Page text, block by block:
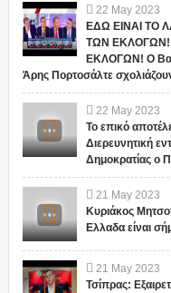
22 May 2023
ΕΔΩ ΕΙΝΑΙ ΤΟ
ΤΩΝ
ΕΚΛΟΓΩΝ! Ο
Άρης Πορτοσάλτε
22 May 2023
Το επικό
Διερευνητική
Δημοκρατίας ο
21 May 2023
Κυριάκος
Ελλαδα είναι
21 May 2023
Τσίπρας: